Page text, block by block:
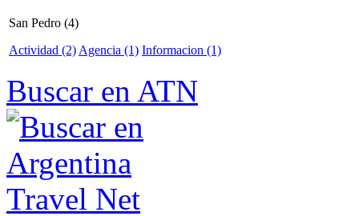
San Pedro (4)
Actividad (2) Agencia (1) Informacion (1)
Buscar en ATN